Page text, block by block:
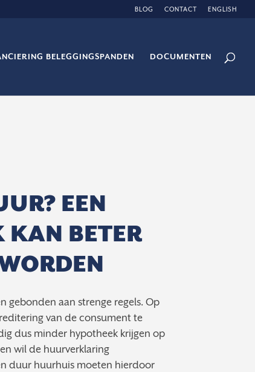
BLOG CONTACT ENGLISH
BELEGGINGSPANDEN DOCUMENTEN
EEN
KAN BETER
gebonden aan strenge regels. Op
van de consument te
dus minder hypotheek krijgen op
wil de huurverklaring
duur huurhuis moeten hierdoor